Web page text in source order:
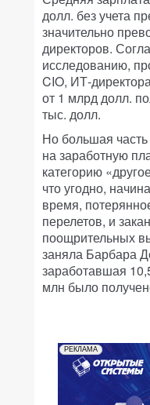
долл. без учета
значительно
директоров.
исследованию,
CIO, ИТ-
от 1 млрд долл.
тыс. долл.
Но большая
на заработную
категорию
что угодно,
время,
перелетов, и
поощрительных
заняла Барбара
заработавшая
млн было
РЕКЛАМА